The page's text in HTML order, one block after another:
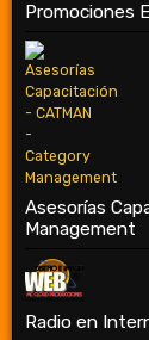
Promociones
Asesorías
Management
Radio en